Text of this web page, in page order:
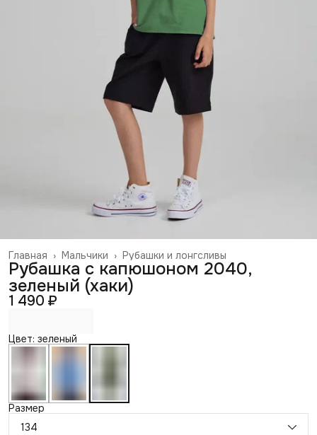
Рубашки и лонгсливы
Мальчики ›
Главная ›
Рубашка с капюшоном 2040,
зеленый (хаки)
1 490 ₽
Цвет: зеленый
Размер
134